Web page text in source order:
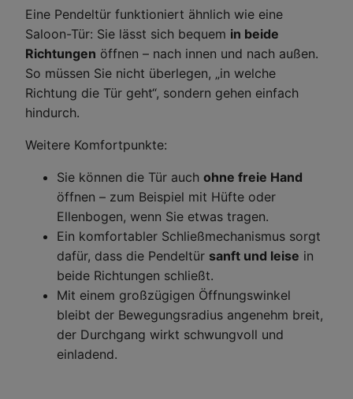
Eine Pendeltür funktioniert ähnlich wie eine
Saloon-Tür: Sie lässt sich bequem in beide
Richtungen öffnen – nach innen und nach außen.
So müssen Sie nicht überlegen, „in welche
Richtung die Tür geht“, sondern gehen einfach
hindurch.
Weitere Komfortpunkte:
Sie können die Tür auch ohne freie Hand
öffnen – zum Beispiel mit Hüfte oder
Ellenbogen, wenn Sie etwas tragen.
Ein komfortabler Schließmechanismus sorgt
dafür, dass die Pendeltür sanft und leise in
beide Richtungen schließt.
Mit einem großzügigen Öffnungswinkel
bleibt der Bewegungsradius angenehm breit,
der Durchgang wirkt schwungvoll und
einladend.